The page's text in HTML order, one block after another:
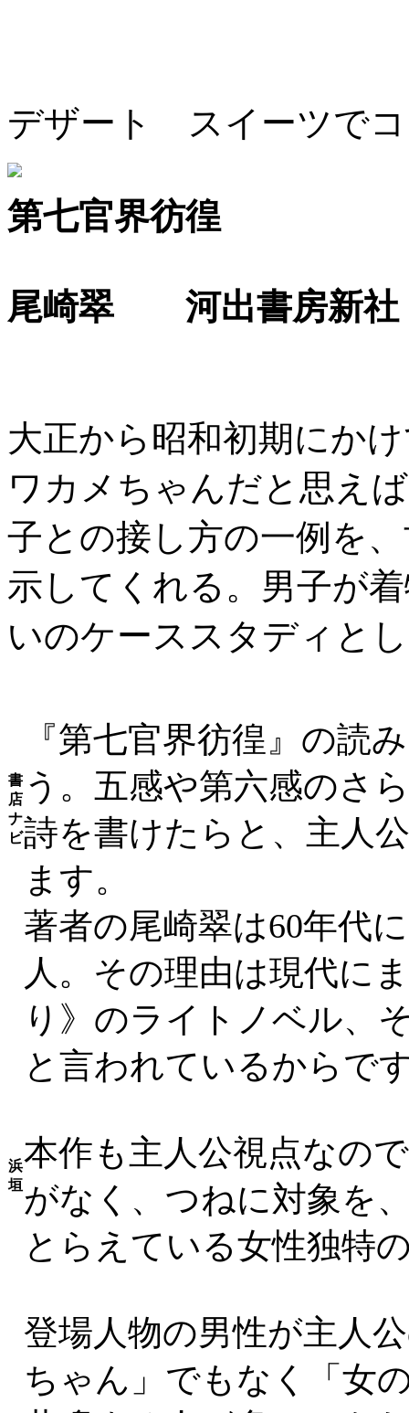
デザート スイーツで
第七官界彷徨
尾崎翠 河出書房新社
大正から昭和初期にか
ワカメちゃんだと思え
子との接し方の一例を
示してくれる。男子が
いのケーススタディと
書
店
ナ
ビ
『第七官界彷徨』の読
う。五感や第六感のさ
詩を書けたらと、主人
ます。
浜
垣
著者の尾崎翠は60年代
人。その理由は現代に
り》のライトノベル、
と言われているからで
本作も主人公視点な
がなく、つねに対象を
とらえている女性独特
登場人物の男性が主人
ちゃん」でもなく「女